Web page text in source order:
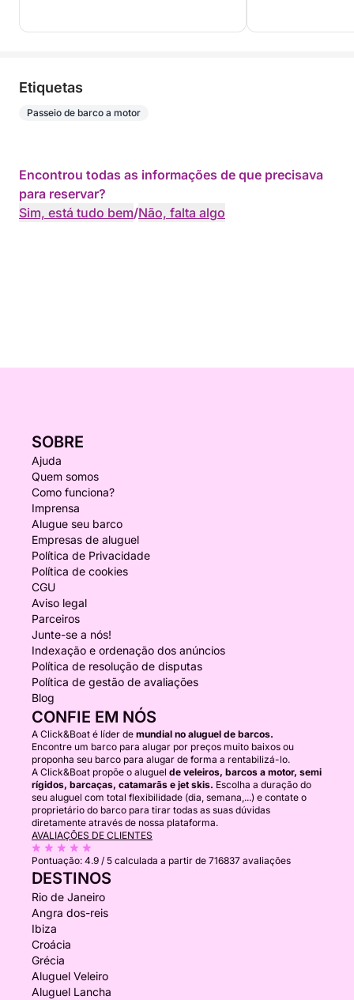
Etiquetas
Passeio de barco a motor
Encontrou todas as informações de que precisava
para reservar?
Sim, está tudo bem/Não, falta algo
SOBRE
Ajuda
Quem somos
Como funciona?
Imprensa
Alugue seu barco
Empresas de aluguel
Política de Privacidade
Política de cookies
CGU
Aviso legal
Parceiros
Junte-se a nós!
Indexação e ordenação dos anúncios
Política de resolução de disputas
Política de gestão de avaliações
Blog
CONFIE EM NÓS
A Click&Boat é líder de mundial no aluguel de barcos.
Encontre um barco para alugar por preços muito baixos ou
proponha seu barco para alugar de forma a rentabilizá-lo.
A Click&Boat propõe o aluguel de veleiros, barcos a motor, semi
rígidos, barcaças, catamarãs e jet skis. Escolha a duração do
seu aluguel com total flexibilidade (dia, semana,...) e contate o
proprietário do barco para tirar todas as suas dúvidas
diretamente através de nossa plataforma.
AVALIAÇÕES DE CLIENTES
Pontuação: 4.9 / 5 calculada a partir de 716837 avaliações
DESTINOS
Rio de Janeiro
Angra dos-reis
Ibiza
Croácia
Grécia
Aluguel Veleiro
Aluguel Lancha